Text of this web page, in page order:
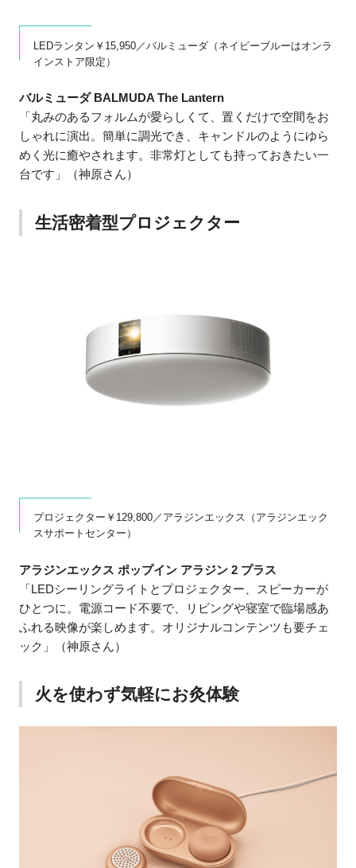
LEDランタン￥15,950／バルミューダ（ネイビーブルーはオンラ
インストア限定）
バルミューダ BALMUDA The Lantern
「丸みのあるフォルムが愛らしくて、置くだけで空間をお
しゃれに演出。簡単に調光でき、キャンドルのようにゆら
めく光に癒やされます。非常灯としても持っておきたい一
台です」（神原さん）
生活密着型プロジェクター
プロジェクター￥129,800／アラジンエックス（アラジンエック
スサポートセンター）
アラジンエックス ポップイン アラジン 2 プラス
「LEDシーリングライトとプロジェクター、スピーカーが
ひとつに。電源コード不要で、リビングや寝室で臨場感あ
ふれる映像が楽しめます。オリジナルコンテンツも要チェ
ック」（神原さん）
火を使わず気軽にお灸体験